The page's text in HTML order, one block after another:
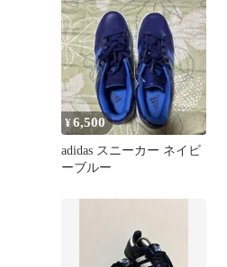
¥6,500
adidas スニーカー ネイビ
ーブルー